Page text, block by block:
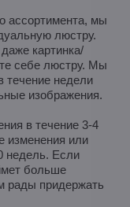
ассортимента, мы
люстру.
картинка/
себе люстру. Мы
течение недели
изображения.
в течение 3-4
изменения или
недель. Если
больше
рады придержать